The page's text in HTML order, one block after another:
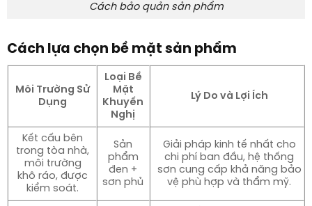
Cách bảo quản sản phẩm
Cách lựa chọn bề mặt sản phẩm
Môi Trường Sử
Dụng
Loại Bề
Mặt
Khuyến
Nghị
Lý Do và Lợi Ích
Kết cấu bên
trong tòa nhà,
môi trường
khô ráo, được
kiểm soát.
Sản
phẩm
đen +
sơn phủ
Giải pháp kinh tế nhất cho
chi phí ban đầu, hệ thống
sơn cung cấp khả năng bảo
vệ phù hợp và thẩm mỹ.